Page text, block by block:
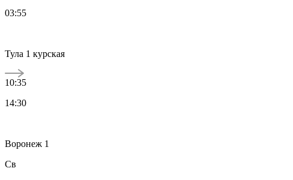
03:55
Тула 1 курская
10:35
14:30
Воронеж 1
Св